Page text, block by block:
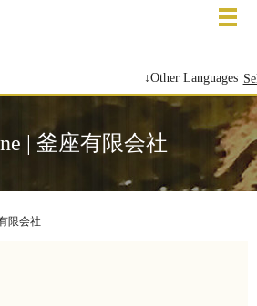
↓Other Languages
メ
| 釜座有限会社
限会社